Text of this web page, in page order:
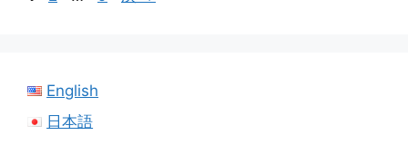
English
日本語